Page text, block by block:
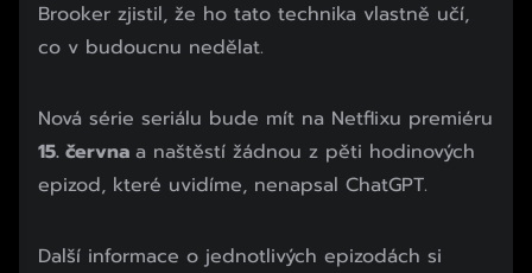
Brooker zjistil, že ho tato technika vlastně učí,
co v budoucnu nedělat.
Nová série seriálu bude mít na Netflixu premiéru
15. června a naštěstí žádnou z pěti hodinových
epizod, které uvidíme, nenapsal ChatGPT.
Další informace o jednotlivých epizodách si